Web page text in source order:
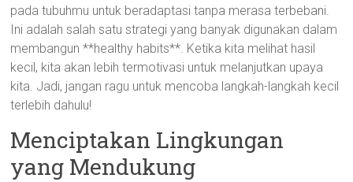
pada tubuhmu untuk beradaptasi tanpa merasa terbebani.
Ini adalah salah satu strategi yang banyak digunakan dalam
membangun **healthy habits**. Ketika kita melihat hasil
kecil, kita akan lebih termotivasi untuk melanjutkan upaya
kita. Jadi, jangan ragu untuk mencoba langkah-langkah kecil
terlebih dahulu!
Menciptakan Lingkungan
yang Mendukung